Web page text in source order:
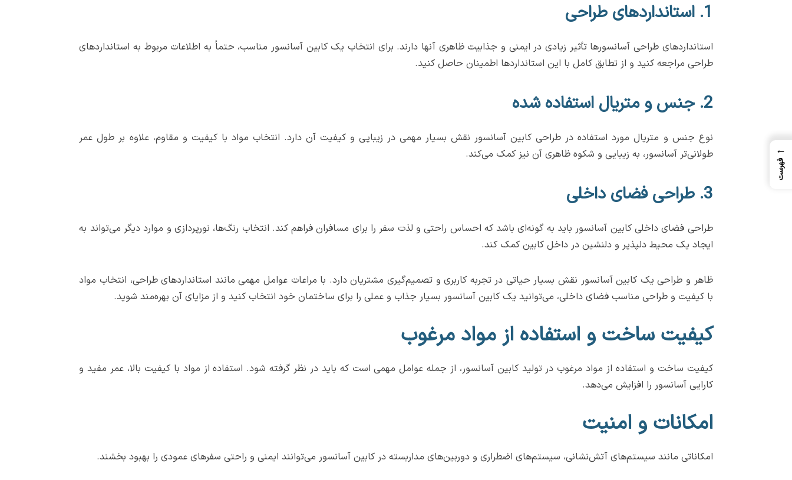
1. استانداردهای طراحی
استانداردهای طراحی آسانسورها تأثیر زیادی در ایمنی و جذابیت ظاهری آنها دارند. برای انتخاب یک کابین آسانسور مناسب، حتماً به اطلاعات مربوط به استانداردهای
طراحی مراجعه کنید و از تطابق کامل با این استانداردها اطمینان حاصل کنید.
2. جنس و متریال استفاده شده
نوع جنس و متریال مورد استفاده در طراحی کابین آسانسور نقش بسیار مهمی در زیبایی و کیفیت آن دارد. انتخاب مواد با کیفیت و مقاوم، علاوه بر طول عمر
طولانی‌تر آسانسور، به زیبایی و شکوه ظاهری آن نیز کمک می‌کند.
3. طراحی فضای داخلی
طراحی فضای داخلی کابین آسانسور باید به گونه‌ای باشد که احساس راحتی و لذت سفر را برای مسافران فراهم کند. انتخاب رنگ‌ها، نورپردازی و موارد دیگر می‌تواند به
ایجاد یک محیط دلپذیر و دلنشین در داخل کابین کمک کند.
ظاهر و طراحی یک کابین آسانسور نقش بسیار حیاتی در تجربه کاربری و تصمیم‌گیری مشتریان دارد. با مراعات عوامل مهمی مانند استانداردهای طراحی، انتخاب مواد
با کیفیت و طراحی مناسب فضای داخلی، می‌توانید یک کابین آسانسور بسیار جذاب و عملی را برای ساختمان خود انتخاب کنید و از مزایای آن بهره‌مند شوید.
کیفیت ساخت و استفاده از مواد مرغوب
کیفیت ساخت و استفاده از مواد مرغوب در تولید کابین آسانسور، از جمله عوامل مهمی است که باید در نظر گرفته شود. استفاده از مواد با کیفیت بالا، عمر مفید و
کارایی آسانسور را افزایش می‌دهد.
امکانات و امنیت
امکاناتی مانند سیستم‌های آتش‌نشانی، سیستم‌های اضطراری و دوربین‌های مداربسته در کابین آسانسور می‌توانند ایمنی و راحتی سفرهای عمودی را بهبود بخشند.
←
فهرست